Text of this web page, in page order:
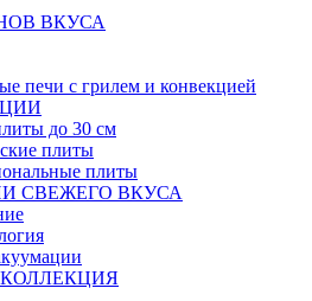
ВКУСА
печи с грилем и конвекцией
до 30 см
плиты
плиты
СВЕЖЕГО ВКУСА